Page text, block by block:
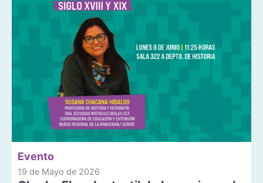
Evento
19 de Mayo de 2026